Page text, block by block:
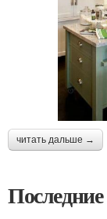
читать дальше →